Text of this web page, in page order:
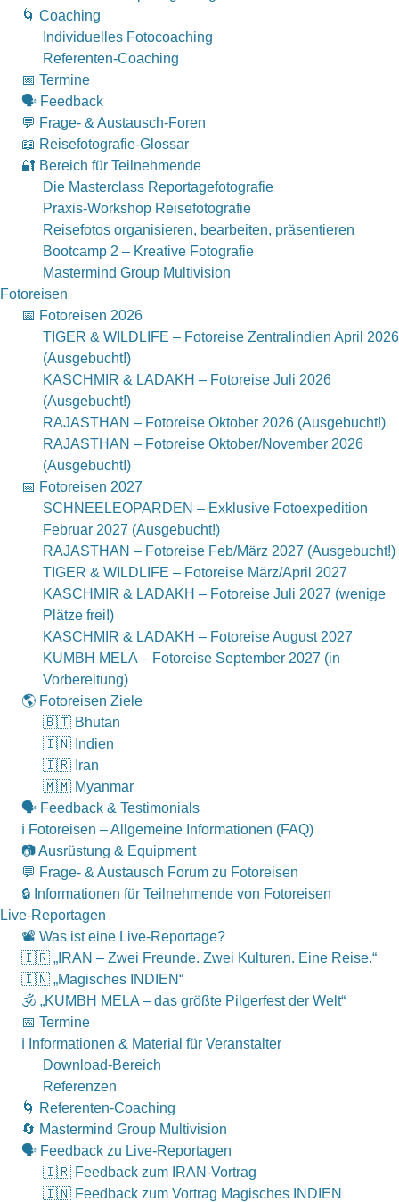
🌀 Coaching
Individuelles Fotocoaching
Referenten-Coaching
📅 Termine
🗣 Feedback
💬 Frage- & Austausch-Foren
📖 Reisefotografie-Glossar
🔐 Bereich für Teilnehmende
Die Masterclass Reportagefotografie
Praxis-Workshop Reisefotografie
Reisefotos organisieren, bearbeiten, präsentieren
Bootcamp 2 – Kreative Fotografie
Mastermind Group Multivision
Fotoreisen
📅 Fotoreisen 2026
TIGER & WILDLIFE – Fotoreise Zentralindien April 2026
(Ausgebucht!)
KASCHMIR & LADAKH – Fotoreise Juli 2026
(Ausgebucht!)
RAJASTHAN – Fotoreise Oktober 2026 (Ausgebucht!)
RAJASTHAN – Fotoreise Oktober/November 2026
(Ausgebucht!)
📅 Fotoreisen 2027
SCHNEELEOPARDEN – Exklusive Fotoexpedition
Februar 2027 (Ausgebucht!)
RAJASTHAN – Fotoreise Feb/März 2027 (Ausgebucht!)
TIGER & WILDLIFE – Fotoreise März/April 2027
KASCHMIR & LADAKH – Fotoreise Juli 2027 (wenige
Plätze frei!)
KASCHMIR & LADAKH – Fotoreise August 2027
KUMBH MELA – Fotoreise September 2027 (in
Vorbereitung)
🌎 Fotoreisen Ziele
🇧🇹 Bhutan
🇮🇳 Indien
🇮🇷 Iran
🇲🇲 Myanmar
🗣 Feedback & Testimonials
ℹ️ Fotoreisen – Allgemeine Informationen (FAQ)
📷 Ausrüstung & Equipment
💬 Frage- & Austausch Forum zu Fotoreisen
🔒 Informationen für Teilnehmende von Fotoreisen
Live-Reportagen
📽 Was ist eine Live-Reportage?
🇮🇷 „IRAN – Zwei Freunde. Zwei Kulturen. Eine Reise.“
🇮🇳 „Magisches INDIEN“
🕉 „KUMBH MELA – das größte Pilgerfest der Welt“
📅 Termine
ℹ️ Informationen & Material für Veranstalter
Download-Bereich
Referenzen
🌀 Referenten-Coaching
🔄 Mastermind Group Multivision
🗣 Feedback zu Live-Reportagen
🇮🇷 Feedback zum IRAN-Vortrag
🇮🇳 Feedback zum Vortrag Magisches INDIEN